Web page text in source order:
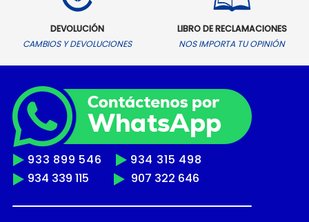
DEVOLUCIÓN
CAMBIOS Y DEVOLUCIONES
LIBRO DE RECLAMACIONES
NOS IMPORTA TU OPINIÓN
933 899 546
934 315 498
934 339 115
907 322 646